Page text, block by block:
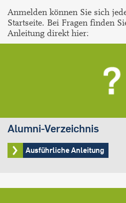
Anmelden können Sie sich
Startseite. Bei Fragen finden
Anleitung direkt hier:
Alumni-Verzeichnis
Ausführliche Anleitung